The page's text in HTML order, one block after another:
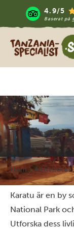
4.9/5
Baserat på
Tanzania
Hem Aktiviteter
Karatu är en by
National Park
Utforska dess